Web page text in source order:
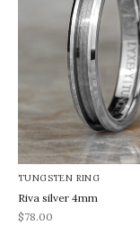
TUNGSTEN RING
Riva silver 4mm
REA-pris
$78.00